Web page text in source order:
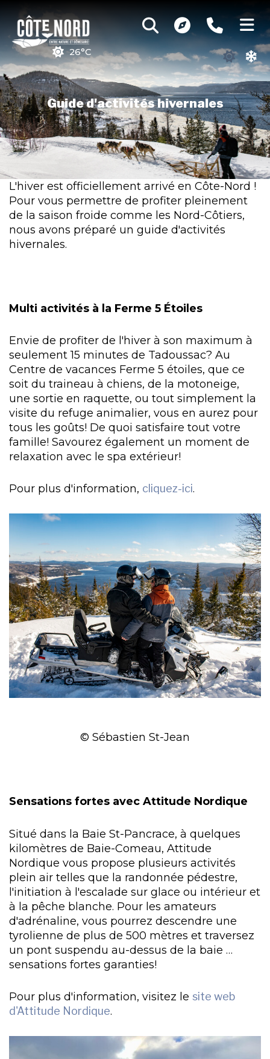
26°C
Guide d'activités hivernales
L'hiver est officiellement arrivé en Côte-Nord !
Pour vous permettre de profiter pleinement
de la saison froide comme les Nord-Côtiers,
nous avons préparé un guide d'activités
hivernales.
Multi activités à la Ferme 5 Étoiles
Envie de profiter de l'hiver à son maximum à
seulement 15 minutes de Tadoussac? Au
Centre de vacances Ferme 5 étoiles, que ce
soit du traineau à chiens, de la motoneige,
une sortie en raquette, ou tout simplement la
visite du refuge animalier, vous en aurez pour
tous les goûts! De quoi satisfaire tout votre
famille! Savourez également un moment de
relaxation avec le spa extérieur!
Pour plus d'information, cliquez-ici.
© Sébastien St-Jean
Sensations fortes avec Attitude Nordique
Situé dans la Baie St-Pancrace, à quelques
kilomètres de Baie-Comeau, Attitude
Nordique vous propose plusieurs activités
plein air telles que la randonnée pédestre,
l'initiation à l'escalade sur glace ou intérieur et
à la pêche blanche. Pour les amateurs
d'adrénaline, vous pourrez descendre une
tyrolienne de plus de 500 mètres et traversez
un pont suspendu au-dessus de la baie …
sensations fortes garanties!
Pour plus d'information, visitez le site web
d'Attitude Nordique.